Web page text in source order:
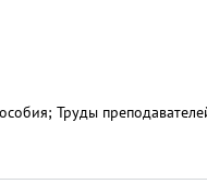
Труды